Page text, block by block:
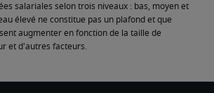
salariales selon trois niveaux : bas, moyen et
élevé ne constitue pas un plafond et que
augmenter en fonction de la taille de
et d'autres facteurs.